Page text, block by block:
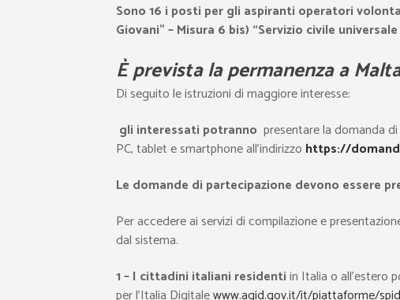
Sono 16 i posti per gli aspiranti operatori
Giovani” – Misura 6 bis) “Servizio civile
È prevista la permanenza a
Di seguito le istruzioni di maggiore interesse:
gli interessati potranno presentare la domanda
PC, tablet e smartphone all’indirizzo https://
Le domande di partecipazione devono essere
Per accedere ai servizi di compilazione e
dal sistema.
1 – I cittadini italiani residentiin Italia o all’estero
per l’Italia Digitalewww.agid.gov.it/it/piattaforme/spid